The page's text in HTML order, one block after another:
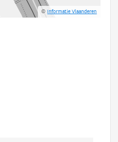
©Informatie Vlaanderen